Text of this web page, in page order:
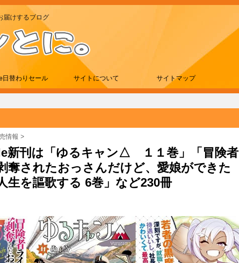
届けするブログ
日替わりセール サイトについて サイトマップ
情報 >
新刊は「ゆるキャン△ １１巻」「冒険者
奪されたおっさんだけど、愛娘ができた
生を謳歌する 6巻」など230冊